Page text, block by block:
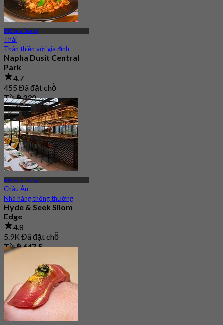
BTS Sala Daeng
Thái
Thân thiện với gia đình
Napha Dusit Central
Park
4.7
455 Đã đặt chỗ
Từ฿ 330
BTS Sala Daeng
Châu Âu
Nhà hàng thông thường
Hyde & Seek Silom
Edge
4.8
5.9K Đã đặt chỗ
Từ฿ 647.5